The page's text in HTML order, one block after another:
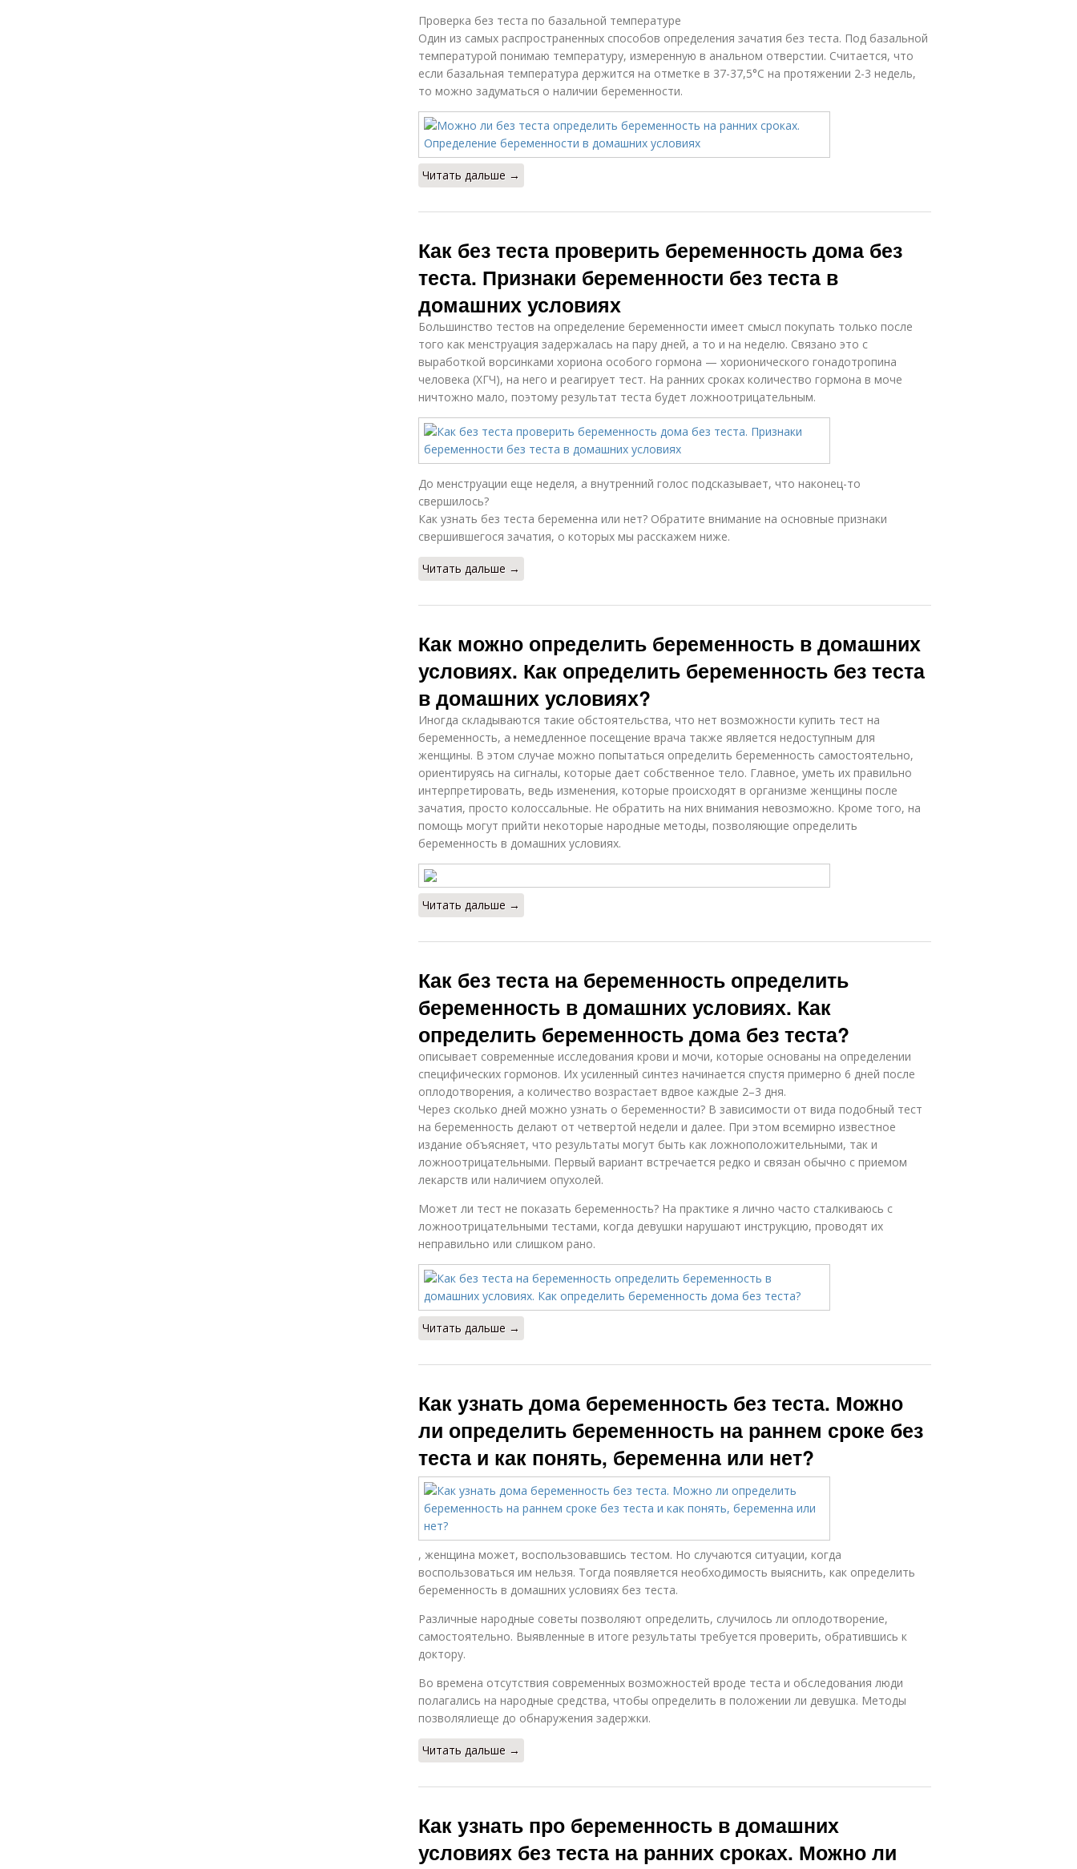
Проверка без теста по базальной температуре
Один из самых распространенных способов определения зачатия без теста. Под базальной
температурой понимаю температуру, измеренную в анальном отверстии. Считается, что
если базальная температура держится на отметке в 37-37,5°С на протяжении 2-3 недель,
то можно задуматься о наличии беременности.
Читать дальше →
Как без теста проверить беременность дома без
теста. Признаки беременности без теста в
домашних условиях
Большинство тестов на определение беременности имеет смысл покупать только после
того как менструация задержалась на пару дней, а то и на неделю. Связано это с
выработкой ворсинками хориона особого гормона — хорионического гонадотропина
человека (ХГЧ), на него и реагирует тест. На ранних сроках количество гормона в моче
ничтожно мало, поэтому результат теста будет ложноотрицательным.
До менструации еще неделя, а внутренний голос подсказывает, что наконец-то
свершилось?
Как узнать без теста беременна или нет? Обратите внимание на основные признаки
свершившегося зачатия, о которых мы расскажем ниже.
Читать дальше →
Как можно определить беременность в домашних
условиях. Как определить беременность без теста
в домашних условиях?
Иногда складываются такие обстоятельства, что нет возможности купить тест на
беременность, а немедленное посещение врача также является недоступным для
женщины. В этом случае можно попытаться определить беременность самостоятельно,
ориентируясь на сигналы, которые дает собственное тело. Главное, уметь их правильно
интерпретировать, ведь изменения, которые происходят в организме женщины после
зачатия, просто колоссальные. Не обратить на них внимания невозможно. Кроме того, на
помощь могут прийти некоторые народные методы, позволяющие определить
беременность в домашних условиях.
Читать дальше →
Как без теста на беременность определить
беременность в домашних условиях. Как
определить беременность дома без теста?
описывает современные исследования крови и мочи, которые основаны на определении
специфических гормонов. Их усиленный синтез начинается спустя примерно 6 дней после
оплодотворения, а количество возрастает вдвое каждые 2–3 дня.
Через сколько дней можно узнать о беременности? В зависимости от вида подобный тест
на беременность делают от четвертой недели и далее. При этом всемирно известное
издание объясняет, что результаты могут быть как ложноположительными, так и
ложноотрицательными. Первый вариант встречается редко и связан обычно с приемом
лекарств или наличием опухолей.
Может ли тест не показать беременность? На практике я лично часто сталкиваюсь с
ложноотрицательными тестами, когда девушки нарушают инструкцию, проводят их
неправильно или слишком рано.
Читать дальше →
Как узнать дома беременность без теста. Можно
ли определить беременность на раннем сроке без
теста и как понять, беременна или нет?
, женщина может, воспользовавшись тестом. Но случаются ситуации, когда
воспользоваться им нельзя. Тогда появляется необходимость выяснить, как определить
беременность в домашних условиях без теста.
Различные народные советы позволяют определить, случилось ли оплодотворение,
самостоятельно. Выявленные в итоге результаты требуется проверить, обратившись к
доктору.
Во времена отсутствия современных возможностей вроде теста и обследования люди
полагались на народные средства, чтобы определить в положении ли девушка. Методы
позволялиеще до обнаружения задержки.
Читать дальше →
Как узнать про беременность в домашних
условиях без теста на ранних сроках. Можно ли